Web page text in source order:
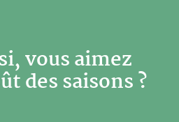
vous aimez
des saisons ?